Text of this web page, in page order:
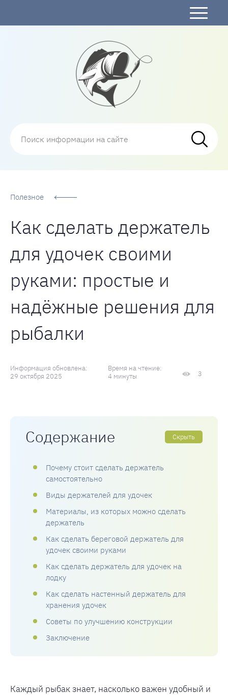
Полезное
Как сделать держатель
для удочек своими
руками: простые и
надёжные решения для
рыбалки
Информация обновлена:
29 октября 2025
Время на чтение:
4 минуты
3
Содержание Скрыть
Почему стоит сделать держатель
самостоятельно
Виды держателей для удочек
Материалы, из которых можно сделать
держатель
Как сделать береговой держатель для
удочек своими руками
Как сделать держатель для удочек на
лодку
Как сделать настенный держатель для
хранения удочек
Советы по улучшению конструкции
Заключение
Каждый рыбак знает, насколько важен удобный и